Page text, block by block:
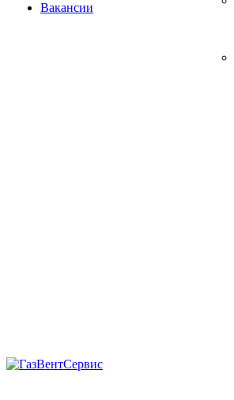
Вакансии